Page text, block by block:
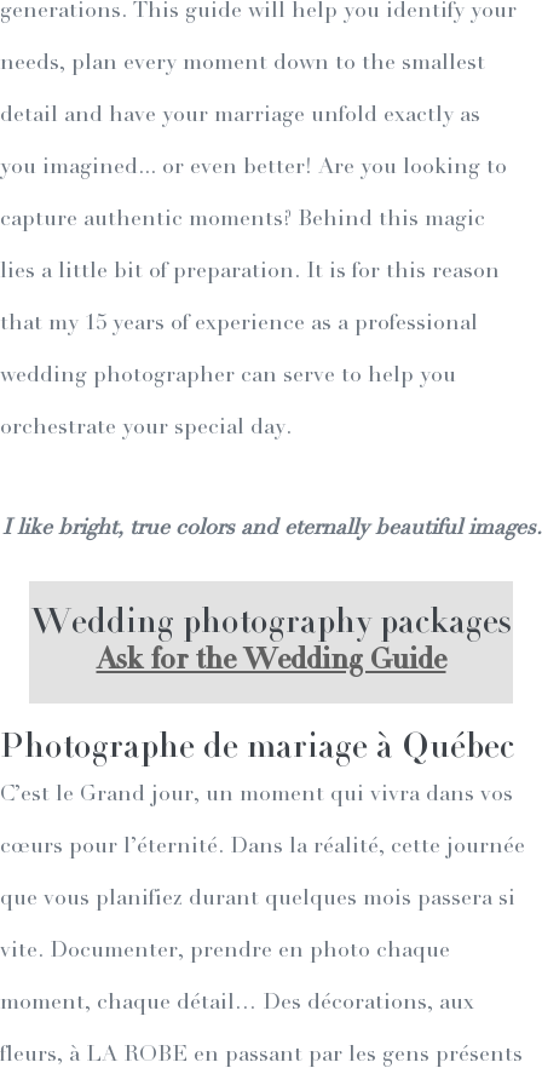
generations. This guide will help you identify your
needs, plan every moment down to the smallest
detail and have your marriage unfold exactly as
you imagined... or even better! Are you looking to
capture authentic moments? Behind this magic
lies a little bit of preparation. It is for this reason
that my 15 years of experience as a professional
wedding photographer can serve to help you
orchestrate your special day.
I like bright, true colors and eternally beautiful images.
Wedding photography packages
Ask for the Wedding Guide
Photographe de mariage à Québec
C’est le Grand jour, un moment qui vivra dans vos
cœurs pour l’éternité. Dans la réalité, cette journée
que vous planifiez durant quelques mois passera si
vite. Documenter, prendre en photo chaque
moment, chaque détail… Des décorations, aux
fleurs, à LA ROBE en passant par les gens présents